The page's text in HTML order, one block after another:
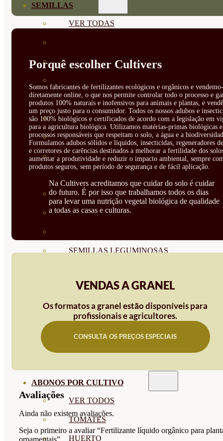
SEMILLAS
VER TODAS
HORTALIZA FRUTO
HOJA
SEMILLAS AROMÁTICAS
SEMILLAS FLORES
SEMILLAS FLORES
SEMILLAS TRADICIONALES
SEMILLAS BRASICAS
SEMILLAS LEGUMINOSAS
CUBIERTAS VEGETALES
TIRAS DE SEMILLAS
ABONOS POR CULTIVO
VER TODOS
TOMATES
HUERTO
Porquê escolher Cultivers
Somos fabricantes de fertilizantes ecológicos e orgânicos e
diretamente online, o que nos permite controlar todo o processo e
produtos 100% naturais e inofensivos para animais e plantas, e
um preço justo para o consumidor. Todos os nossos adubos e
são 100% biológicos e certificados de acordo com a legislação em
para a agricultura biológica. Utilizamos matérias-primas biológicas e
processos responsáveis que respeitam o solo, a água e a
Formulamos adubos sólidos e líquidos, insecticidas, regeneradores
e corretores de carências destinados a melhorar a fertilidade dos
aumentar a produtividade e reduzir o impacto ambiental, sempre
produtos seguros, sem período de segurança e de fácil aplicação.
Na Cultivers acreditamos que cuidar do solo é cuidar
do futuro. É por isso que trabalhamos todos os dias
para levar uma nutrição vegetal biológica de qualidade
a todas as casas e culturas.
VENDAS A GRANEL
Os formatos a granel estão disponíveis para
profissionais e agricultores.
CONSULTA OS PREÇOS ESPECIAIS
Avaliações
Ainda não existem avaliações.
Seja o primeiro a avaliar “Fertilizante líquido orgânico para
ornamentais”